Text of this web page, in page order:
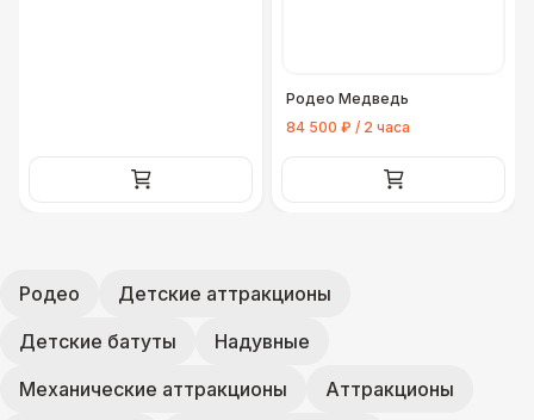
Родео Медведь
84 500 ₽ / 2 часа
Родео
Детские аттракционы
Детские батуты
Надувные
Механические аттракционы
Аттракционы